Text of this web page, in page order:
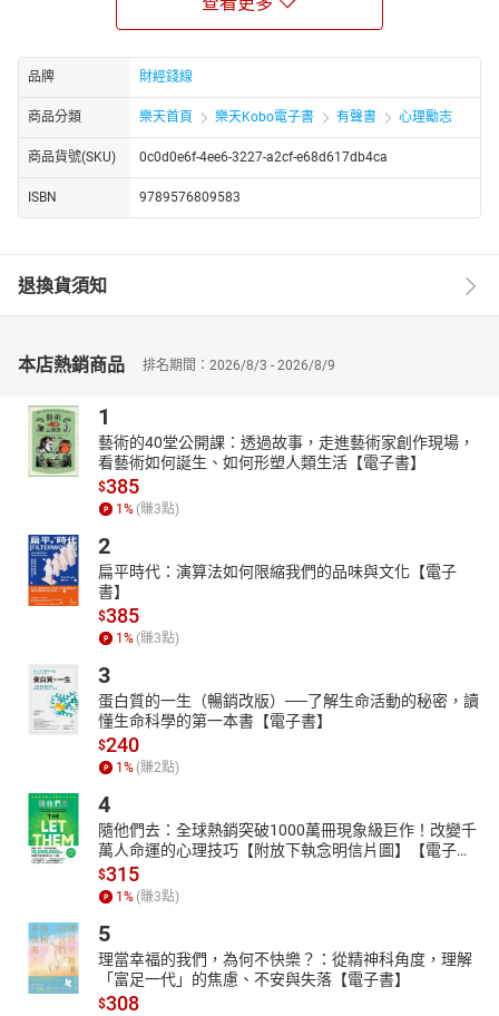
▎「思考」能決定你人生的一切
進一步，書中深入探討了智慧的構成要素──思考和知識。作者
論述了哪怕是哈佛的學歷也並非萬能，博學未必實用，強調了實用
智慧的重要性。真正的智慧來自於正確的思考方式，包括基於事實
的思考、思考決定人生的方向等。透過對思考力量的深刻描繪，作
▎想像力驅動思考力
第六感的信任等，都是創造性思考和非凡智慧的要素。作者用實例
和理論相結合的方式，展示了思考能如何創造出讓人驚嘆的成就。
▎勇於行事，但不魯莽行事
成功來自於實實在在的努力和行動，從確定目標到將其轉化為行動
夢想，成功的關鍵在於採取行動，確實踏出第一步，即使面對失敗
也要勇於改正，持續前進。
▎成功屬於樂於思考的人
本書是一本啟迪思考、激勵行動的書籍，它不僅提供了關於如
何培養和應用智慧的深刻見解，更是一盞指引讀者走向成功之路的
明燈。透過閱讀本書，讀者將能夠深刻理解智慧的真正價值，學會
如何通過正確的思考和行動創造出非凡的成就。
【本書特色】：
本書深入剖析了在這個「知識經濟」時代，「思考」如何成為個人
成功和社會進步的核心動力，透過豐富的例證和深刻的理論分析，
強調了正確思考的重要性並提出具體行動的必要性。書中不僅啟發
讀者了解到智慧的無限價值，更指導如何透過創造性思考、設定目
標和勇敢行動來追尋夢想，是幫助讀者走向充實人生和事業成功的
品牌 財經錢線
商品分類 樂天首頁 樂天Kobo電子書 有聲書 心理勵志
商品貨號(SKU) 0c0d0e6f-4ee6-3227-a2cf-e68d617db4ca
ISBN 9789576809583
退換貨須知
本店熱銷商品 排名期間：2026/8/3 - 2026/8/9
1
藝術的40堂公開課：透過故事，走進藝術家創作現場，
看藝術如何誕生、如何形塑人類生活【電子書】
$385
1 % (賺3點)
2
扁平時代：演算法如何限縮我們的品味與文化【電子
書】
$385
1 % (賺3點)
3
蛋白質的一生（暢銷改版）──了解生命活動的秘密，讀
懂生命科學的第一本書【電子書】
$240
1 % (賺2點)
4
隨他們去：全球熱銷突破1000萬冊現象級巨作！改變千
萬人命運的心理技巧【附放下執念明信片圖】【電子
書】
$315
1 % (賺3點)
5
理當幸福的我們，為何不快樂？：從精神科角度，理解
「富足一代」的焦慮、不安與失落【電子書】
$308